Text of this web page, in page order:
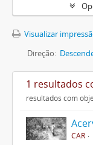
Visualizar
Direção:
1 resultados
resultados com
CAR